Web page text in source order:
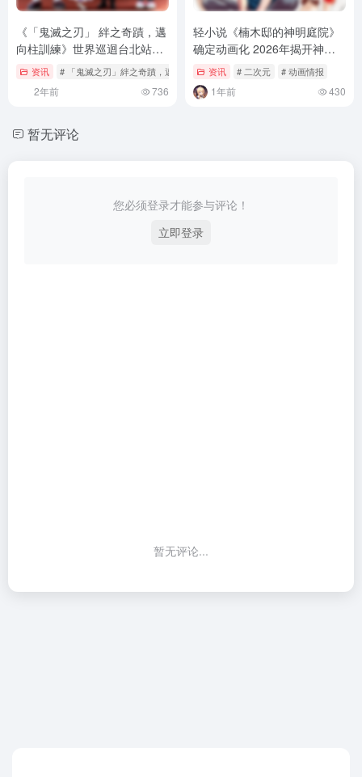
《「鬼滅之刃」 絆之奇蹟，邁
向柱訓練》世界巡迴台北站聲
優 早見沙織、松岡禎丞 訪台
资讯 # 「鬼滅之刃」絆之奇蹟，邁向柱訓練 # Feature # ufotable
2年前 736
轻小说《楠木邸的神明庭院》
确定动画化 2026年揭开神域
之谜资讯 # 二次元 # 动画情报
1年前 430
暂无评论
您必须登录才能参与评论！
立即登录
暂无评论...